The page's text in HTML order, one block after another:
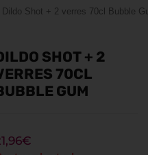
Dildo Shot + 2 verres 70cl Bubble
SHOT + 2
70CL
GUM
€